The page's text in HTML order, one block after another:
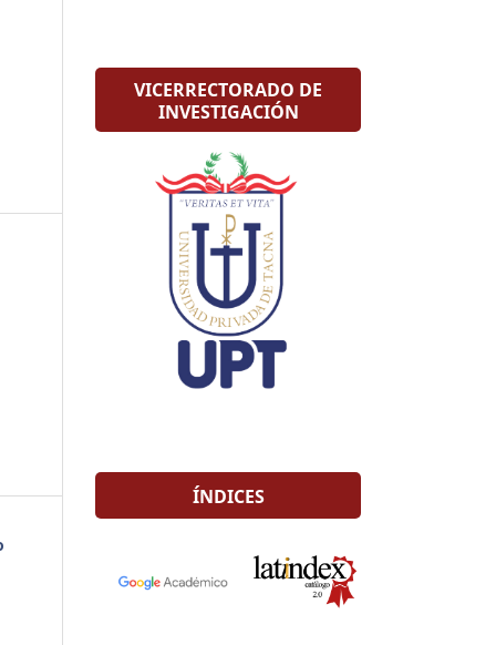
VICERRECTORADO DE
INVESTIGACIÓN
ÍNDICES